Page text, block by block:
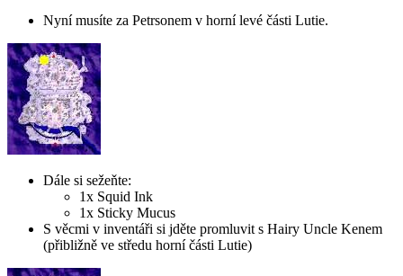
Nyní musíte za Petrsonem v horní levé části Lutie.
Dále si sežeňte:
1x Squid Ink
1x Sticky Mucus
S věcmi v inventáři si jděte promluvit s Hairy Uncle Kenem
(přibližně ve středu horní části Lutie)